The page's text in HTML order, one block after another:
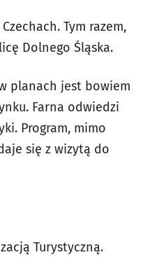
Tym razem,
Dolnego Śląska.
planach jest bowiem
Farna odwiedzi
Program, mimo
się z wizytą do
Turystyczną.